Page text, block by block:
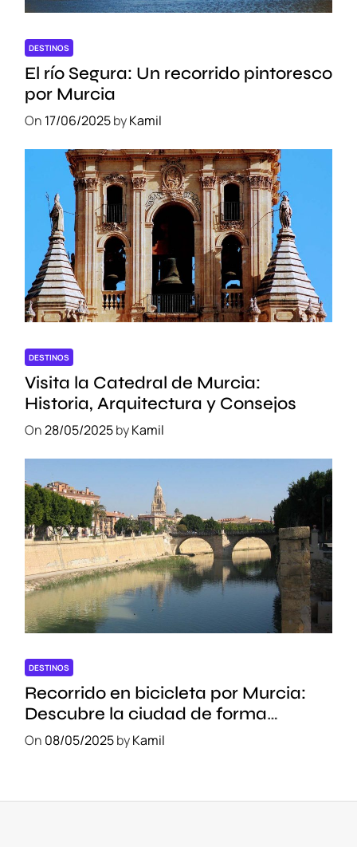
DESTINOS
El río Segura: Un recorrido pintoresco
por Murcia
On 17/06/2025byKamil
DESTINOS
Visita la Catedral de Murcia:
Historia, Arquitectura y Consejos
On28/05/2025byKamil
DESTINOS
Recorrido en bicicleta por Murcia:
Descubre la ciudad de forma
sostenible
On 08/05/2025byKamil